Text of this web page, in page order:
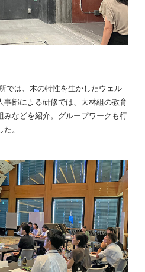
では、木の特性を生かしたウェル
事部による研修では、大林組の教育
みなどを紹介。グループワークも行
。